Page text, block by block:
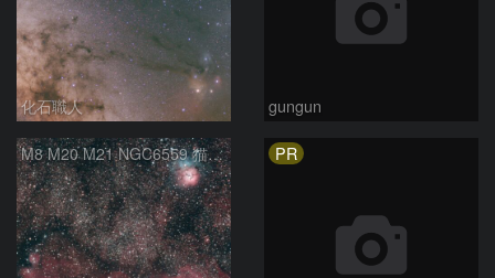
化石職人 gungun
M8 M20 M21 NGC6559 猫の手星雲 いて座 PR